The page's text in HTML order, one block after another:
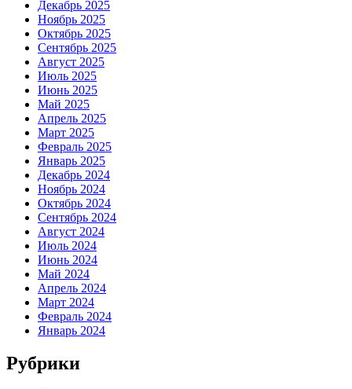
Декабрь 2025
Ноябрь 2025
Октябрь 2025
Сентябрь 2025
Август 2025
Июль 2025
Июнь 2025
Май 2025
Апрель 2025
Март 2025
Февраль 2025
Январь 2025
Декабрь 2024
Ноябрь 2024
Октябрь 2024
Сентябрь 2024
Август 2024
Июль 2024
Июнь 2024
Май 2024
Апрель 2024
Март 2024
Февраль 2024
Январь 2024
Рубрики